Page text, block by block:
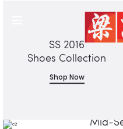
SS 2016
Shoes Collection
Shop Now
Mid-